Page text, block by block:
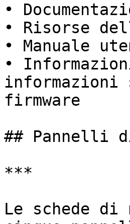
•
• Risorse
• Manuale
•
informazioni
firmware
## Pannelli
***
Le schede di